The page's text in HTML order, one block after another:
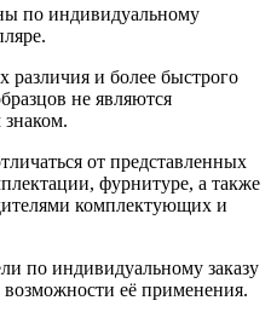
по индивидуальному
и более быстрого
не являются
от представленных
фурнитуре, а также
комплектующих и
по индивидуальному заказу
её применения.